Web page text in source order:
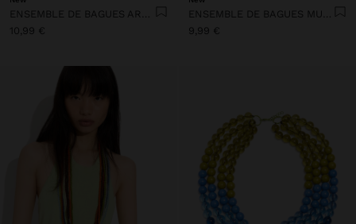
10,99 €
9,99 €